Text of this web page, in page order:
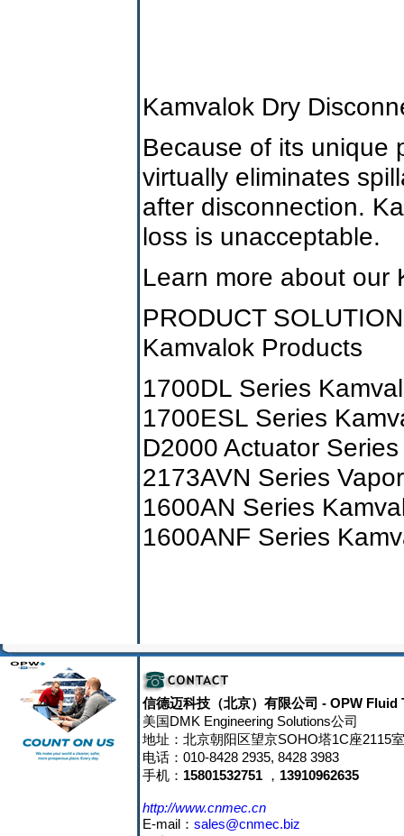
Kamvalok Dry
Because of its unique
virtually eliminates
after disconnection.
loss is unacceptable.
Learn more about our
PRODUCT
Kamvalok Products
1700DL Series
1700ESL Series
D2000 Actuator Series
2173AVN Series
1600AN Series
1600ANF Series
信德迈科技（北京）有限公司 - OPW Fluid
美国DMK Engineering Solutions公司
地址：北京朝阳区望京SOHO塔1C座2115
电话：010-8428 2935, 8428 3983
手机： 15801532751 ， 13910962635
http://www.cnmec.cn
E-mail： sales@cnmec.biz